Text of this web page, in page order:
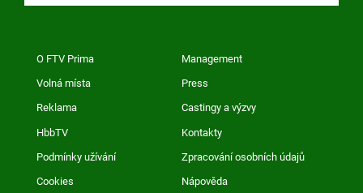
O FTV Prima Management
Volná místa Press
Reklama Castingy a výzvy
HbbTV Kontakty
Podmínky užívání Zpracování osobních údajů
Cookies Nápověda